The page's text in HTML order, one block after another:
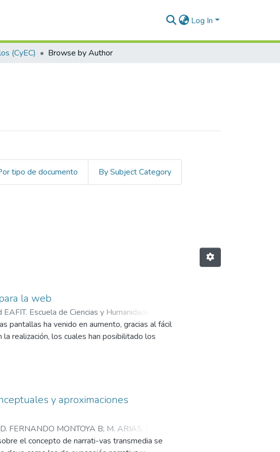
Log In
(CyEC) Browse by Author
tipo de documento By Subject Category
B"
la web
Escuela de Ciencias y Humanidades
pantallas ha venido en aumento, gracias al fácil
realización, los cuales han posibilitado los
y aproximaciones
D. FERNANDO MONTOYA B; M. ARIAS
Culturales
el concepto de narrati-vas transmedia se